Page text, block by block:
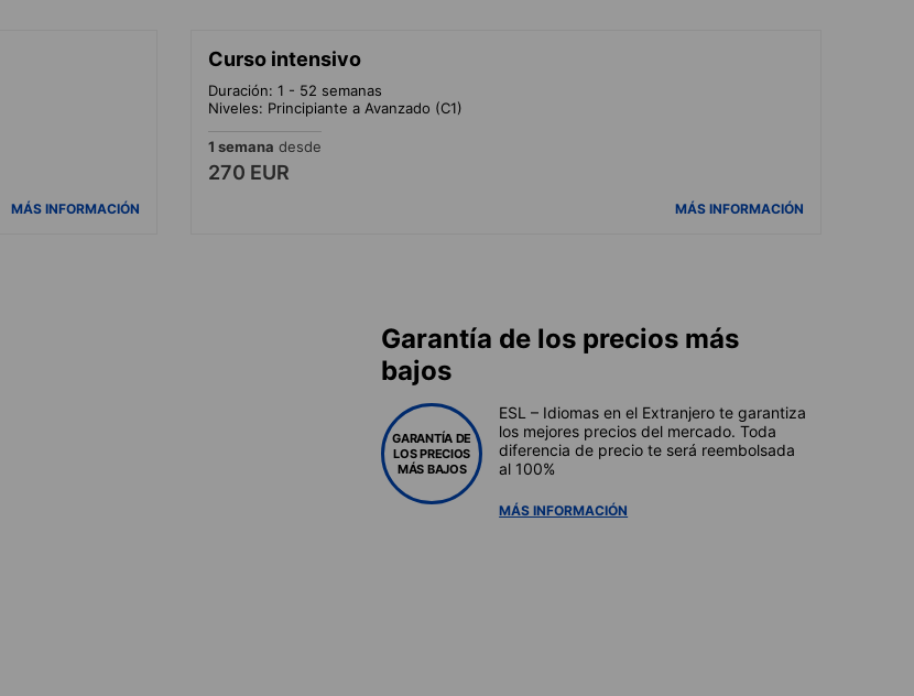
MÁS INFORMACIÓN
Curso intensivo
Duración: 1 - 52 semanas
Niveles: Principiante a Avanzado (C1)
1 semana desde
270 EUR
MÁS INFORMACIÓN
Garantía de los precios más
bajos
GARANTÍA DE
LOS PRECIOS
MÁS BAJOS
ESL – Idiomas en el Extranjero te garantiza
los mejores precios del mercado. Toda
diferencia de precio te será reembolsada
al 100%
MÁS INFORMACIÓN